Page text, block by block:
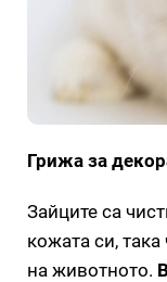
Грижа за
Зайците са
кожата си,
на животното.